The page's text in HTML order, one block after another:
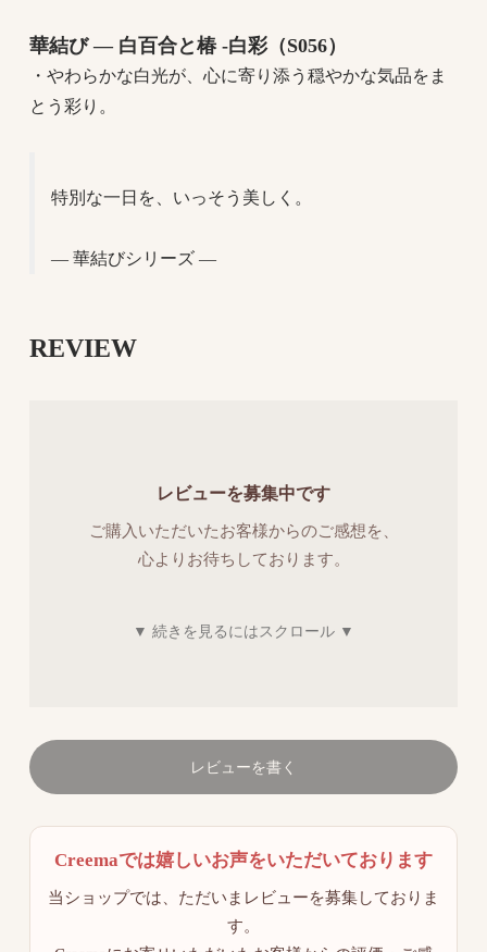
華結び ― 白百合と椿 -白彩（S056）
・やわらかな白光が、心に寄り添う穏やかな気品をま
とう彩り。
特別な一日を、いっそう美しく。
― 華結びシリーズ ―
REVIEW
レビューを募集中です
ご購入いただいたお客様からのご感想を、
心よりお待ちしております。
レビューを書く
Creemaでは嬉しいお声をいただいております
当ショップでは、ただいまレビューを募集しておりま
す。